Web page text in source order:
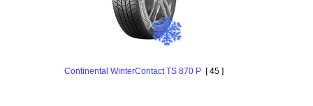
Continental WinterContact TS 870 P [ 45 ]